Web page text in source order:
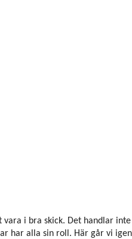
vara i bra skick. Det handlar
har alla sin roll. Här går vi